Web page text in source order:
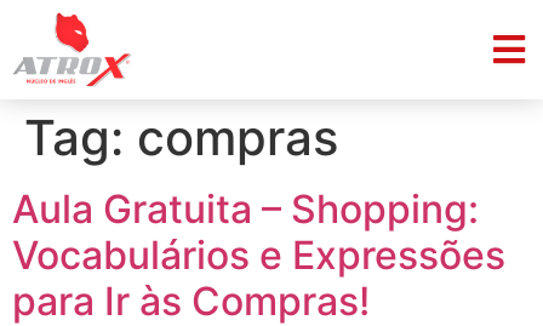
Tag: compras
Aula Gratuita – Shopping:
Vocabulários e Expressões
para Ir às Compras!